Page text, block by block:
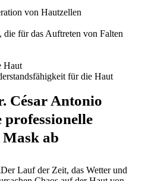
von Hautzellen
die für das Auftreten von Falten
Haut
für die Haut
César Antonio
ab
Lauf der Zeit, das Wetter und